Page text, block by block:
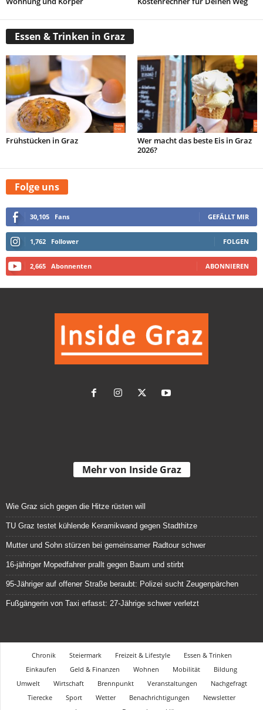
Essen & Trinken in Graz
Frühstücken in Graz
Wer macht das beste Eis in Graz
2026?
Folge uns
30,105 Fans GEFÄLLT MIR
1,762 Follower FOLGEN
2,665 Abonnenten ABONNIEREN
Mehr von Inside Graz
Wie Graz sich gegen die Hitze rüsten will
TU Graz testet kühlende Keramikwand gegen Stadthitze
Mutter und Sohn stürzen bei gemeinsamer Radtour schwer
16-jähriger Mopedfahrer prallt gegen Baum und stirbt
95-Jähriger auf offener Straße beraubt: Polizei sucht Zeugenpärchen
Fußgängerin von Taxi erfasst: 27-Jährige schwer verletzt
Chronik Steiermark Freizeit & Lifestyle
Essen & Trinken
Einkaufen
Geld & Finanzen Wohnen Mobilität
Bildung
Umwelt
Wirtschaft Brennpunkt Veranstaltungen
Nachgefragt
Tierecke
Sport Wetter Benachrichtigungen
Newsletter